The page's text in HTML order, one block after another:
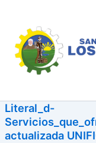
contenido
Literal_d-
actualizada